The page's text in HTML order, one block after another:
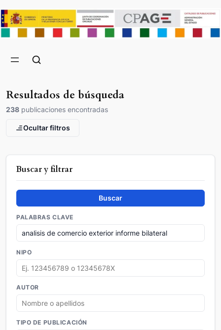
Resultados de búsqueda
238 publicaciones encontradas
Ocultar filtros
Buscar y filtrar
Buscar
PALABRAS CLAVE
NIPO
AUTOR
TIPO DE PUBLICACIÓN